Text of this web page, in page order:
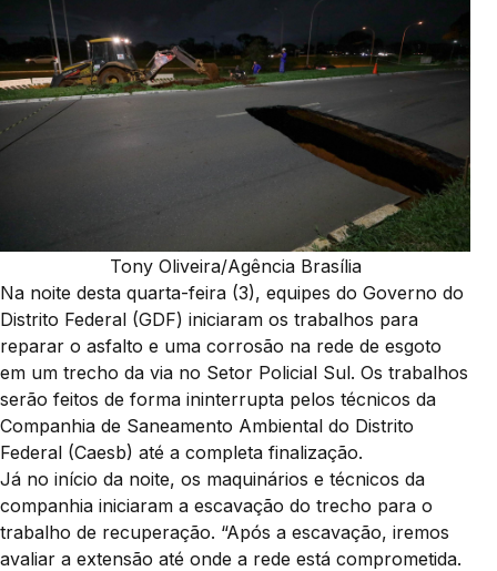
Tony Oliveira/Agência Brasília
Na noite desta quarta-feira (3), equipes do Governo do
Distrito Federal (GDF) iniciaram os trabalhos para
reparar o asfalto e uma corrosão na rede de esgoto
em um trecho da via no Setor Policial Sul. Os trabalhos
serão feitos de forma ininterrupta pelos técnicos da
Companhia de Saneamento Ambiental do Distrito
Federal (Caesb) até a completa finalização.
Já no início da noite, os maquinários e técnicos da
companhia iniciaram a escavação do trecho para o
trabalho de recuperação. “Após a escavação, iremos
avaliar a extensão até onde a rede está comprometida.